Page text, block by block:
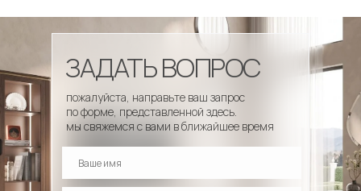
сочетающееся с основным текстилем ресторана.
пожалуйста, направьте ваш запрос
по форме, представленной здесь.
мы свяжемся с вами в ближайшее время
ЗАДАТЬ ВОПРОС